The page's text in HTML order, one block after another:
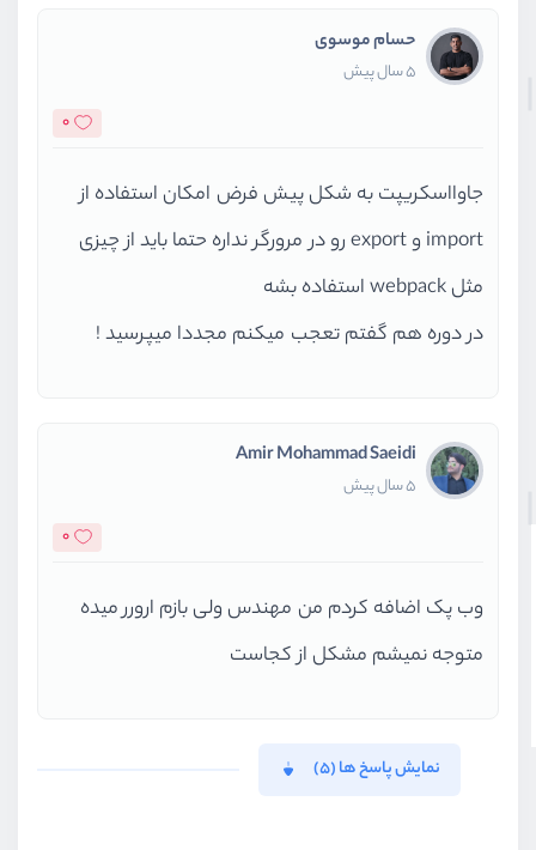
حسام موسوی
5 سال پیش
0
جاوااسکریپت به شکل پیش فرض امکان استفاده از
import و export رو در مرورگر نداره حتما باید از چیزی
مثل webpack استفاده بشه
در دوره هم گفتم تعجب میکنم مجددا میپرسید !
Amir Mohammad Saeidi
5 سال پیش
0
وب پک اضافه کردم من مهندس ولی بازم ارورر میده
متوجه نمیشم مشکل از کجاست
نمایش پاسخ ها (5)